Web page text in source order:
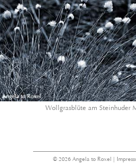
Wollgrasblüte am Steinhuder
© 2026 Angela to Roxel |